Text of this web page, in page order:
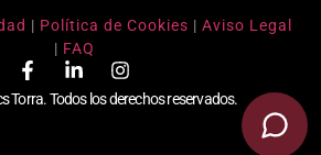
| Política de Cookies | Aviso Legal
| FAQ
Torra. Todos los derechos reservados.